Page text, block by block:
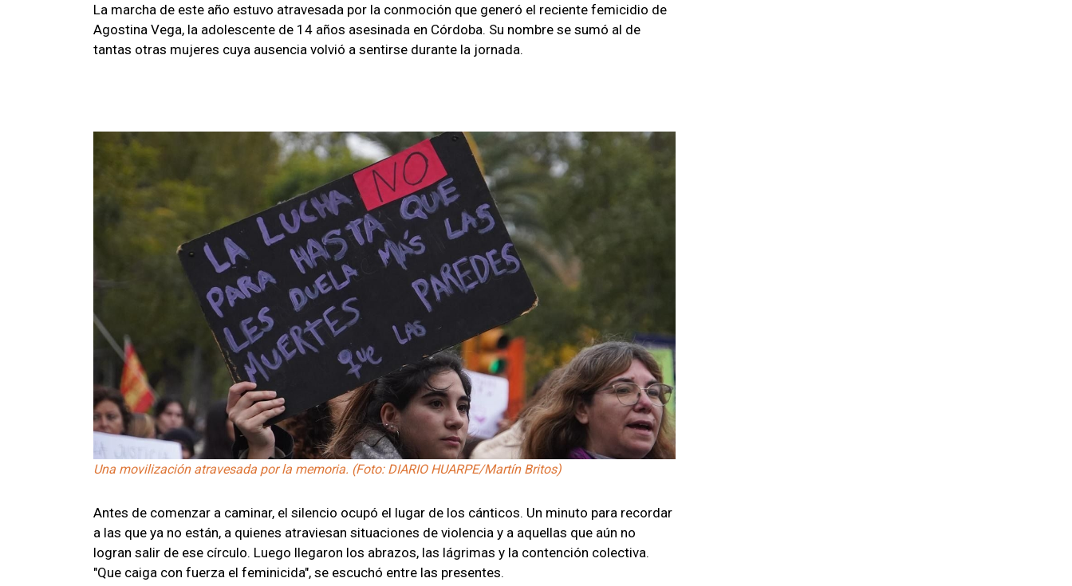
La marcha de este año estuvo atravesada por la conmoción que generó el reciente femicidio de
Agostina Vega, la adolescente de 14 años asesinada en Córdoba. Su nombre se sumó al de
tantas otras mujeres cuya ausencia volvió a sentirse durante la jornada.
Una movilización atravesada por la memoria. (Foto: DIARIO HUARPE/Martín Britos)
Antes de comenzar a caminar, el silencio ocupó el lugar de los cánticos. Un minuto para recordar
a las que ya no están, a quienes atraviesan situaciones de violencia y a aquellas que aún no
logran salir de ese círculo. Luego llegaron los abrazos, las lágrimas y la contención colectiva.
"Que caiga con fuerza el feminicida", se escuchó entre las presentes.